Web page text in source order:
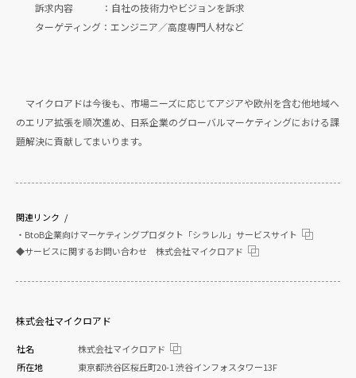
訴求内容 ：自社の技術力やビジョンを訴求
ターゲティング：エンジニア／高度専門人材など
マイクロアドは今後も、市場ニーズに応じてアジアや欧州を含む他地域へ
のエリア拡張を順次進め、日系企業のグローバルマーケティングにおける課
題解決に貢献してまいります。
関連リンク
・BtoB企業向けマーケティングプロダクト「シラレル」サービスサイト
◆サービスに関するお問い合わせ 株式会社マイクロアド
株式会社マイクロアド
社名
株式会社マイクロアド
所在地
東京都渋谷区桜丘町20-1 渋谷インフォスタワー13F